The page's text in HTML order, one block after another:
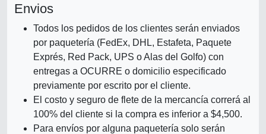
Envios
Todos los pedidos de los clientes serán enviados
por paquetería (FedEx, DHL, Estafeta, Paquete
Exprés, Red Pack, UPS o Alas del Golfo) con
entregas a OCURRE o domicilio especificado
previamente por escrito por el cliente.
El costo y seguro de flete de la mercancía correrá al
100% del cliente si la compra es inferior a $4,500.
Para envíos por alguna paquetería solo serán